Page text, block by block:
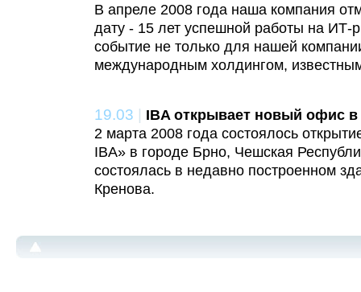
В апреле 2008 года наша компания
дату - 15 лет успешной работы на ИТ-
событие не только для нашей
международным холдингом,
19.03 | IBA открывает новый офис
2 марта 2008 года состоялось
IBA» в городе Брно, Чешская
состоялась в недавно построенном
Кренова.